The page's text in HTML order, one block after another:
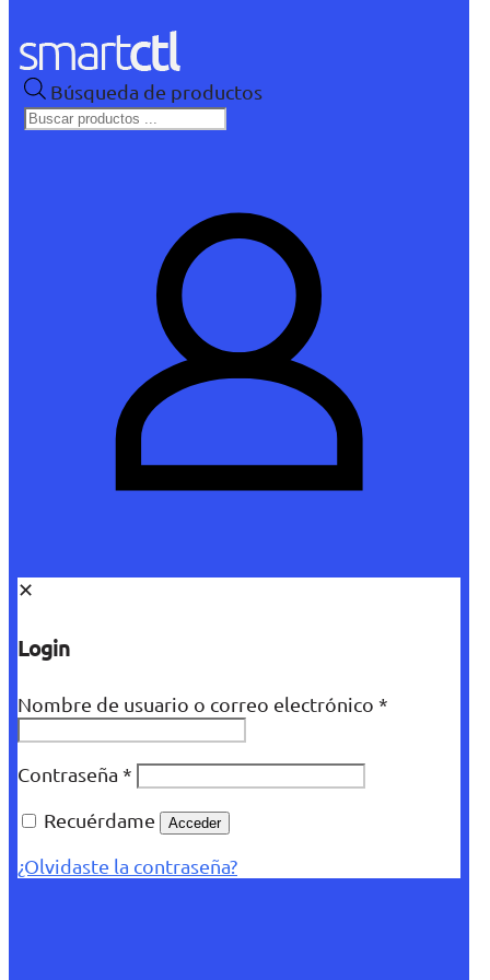
Búsqueda de productos
✕
Login
Nombre de usuario o correo electrónico *
Contraseña *
Recuérdame
Acceder
¿Olvidaste la contraseña?